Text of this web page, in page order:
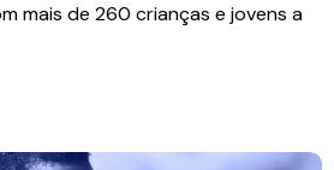
mais de 260 crianças e jovens a